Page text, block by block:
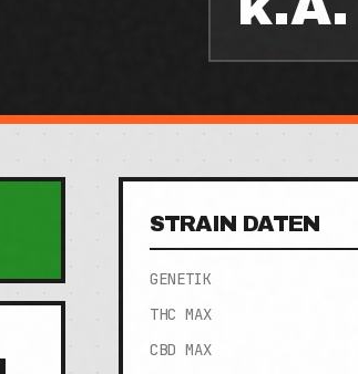
STRAIN DATEN
GENETIK
THC MAX
CBD MAX